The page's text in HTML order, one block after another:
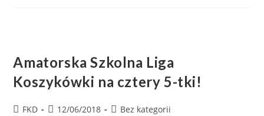
Amatorska Szkolna Liga
Koszykówki na cztery 5-tki!
FKD 12/06/2018 Bez kategorii